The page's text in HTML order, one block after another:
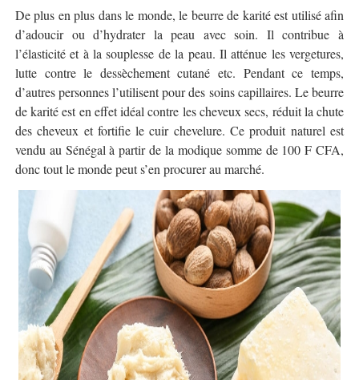
De plus en plus dans le monde, le beurre de karité est utilisé afin
d’adoucir ou d’hydrater la peau avec soin. Il contribue à
l’élasticité et à la souplesse de la peau. Il atténue les vergetures,
lutte contre le dessèchement cutané etc. Pendant ce temps,
d’autres personnes l’utilisent pour des soins capillaires. Le beurre
de karité est en effet idéal contre les cheveux secs, réduit la chute
des cheveux et fortifie le cuir chevelure. Ce produit naturel est
vendu au Sénégal à partir de la modique somme de 100 F CFA,
donc tout le monde peut s’en procurer au marché.